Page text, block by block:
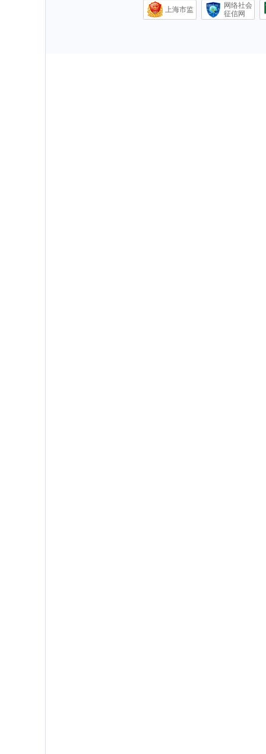
上海市监
网络社会
征信网